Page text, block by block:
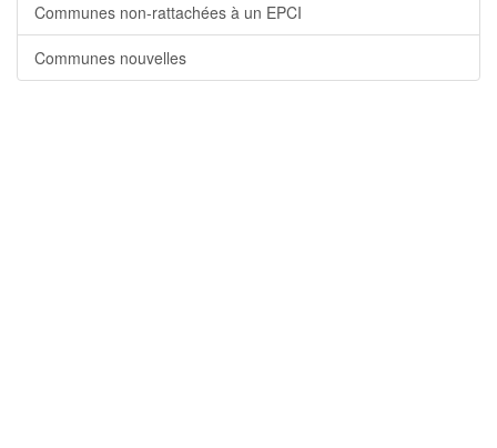
Communes non-rattachées à un EPCI
Communes nouvelles